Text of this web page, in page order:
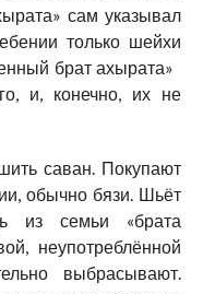
сам указывал
только шейхи
брат ахырата»
и, конечно, их не
саван. Покупают
обычно бязи. Шьёт
из семьи «брата
неупотреблённой
выбрасывают.